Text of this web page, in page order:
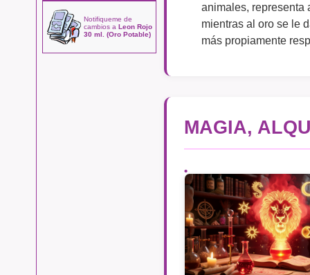
Notifiqueme de
cambios a Leon Rojo
30 ml. (Oro Potable)
animales, representa
mientras al oro se le
más propiamente
MAGIA,